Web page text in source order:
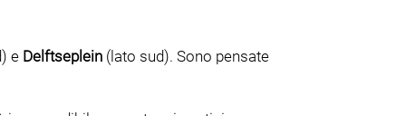
e Delftseplein (lato sud). Sono pensate